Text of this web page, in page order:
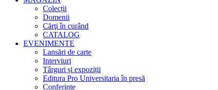
Colecții
Domenii
Cărţi în curând
CATALOG
EVENIMENTE
Lansări de carte
Interviuri
Târguri și expoziții
Editura Pro Universitaria în presă
Conferințe